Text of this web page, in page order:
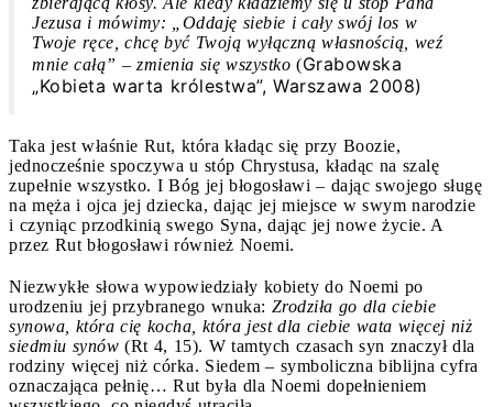
Jezusa i mówimy: „Oddaję siebie i cały swój los w
Twoje ręce, chcę być Twoją wyłączną własnością, weź
mnie całą” – zmienia się wszystko (Grabowska
„Kobieta warta królestwa”, Warszawa 2008)
Taka jest właśnie Rut, która kładąc się przy Boozie,
jednocześnie spoczywa u stóp Chrystusa, kładąc na szalę
zupełnie wszystko. I Bóg jej błogosławi – dając swojego sługę
na męża i ojca jej dziecka, dając jej miejsce w swym narodzie
i czyniąc przodkinią swego Syna, dając jej nowe życie. A
przez Rut błogosławi również Noemi.
Niezwykłe słowa wypowiedziały kobiety do Noemi po
urodzeniu jej przybranego wnuka: Zrodziła go dla ciebie
synowa, która cię kocha, która jest dla ciebie wata więcej niż
siedmiu synów (Rt 4, 15). W tamtych czasach syn znaczył dla
rodziny więcej niż córka. Siedem – symboliczna biblijna cyfra
oznaczająca pełnię… Rut była dla Noemi dopełnieniem